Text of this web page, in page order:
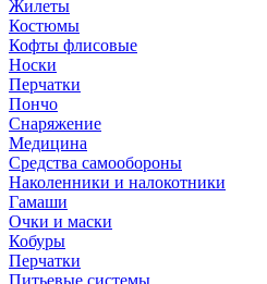
Жилеты
Костюмы
Кофты флисовые
Носки
Перчатки
Пончо
Снаряжение
Медицина
Средства самообороны
Наколенники и налокотники
Гамаши
Очки и маски
Кобуры
Перчатки
Питьевые системы